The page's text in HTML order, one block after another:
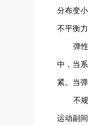
分布变
不平衡
弹
中，当
紧。当
不
运动副